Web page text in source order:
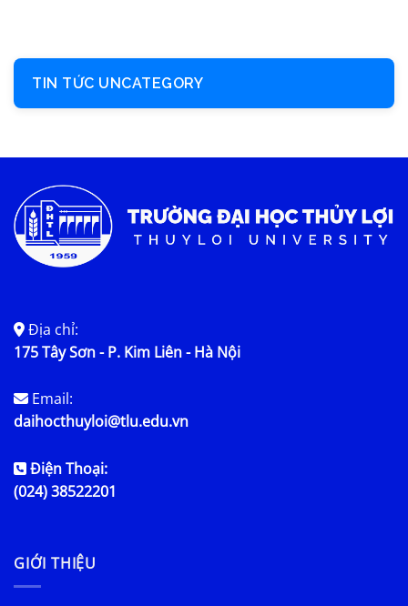
TIN TỨC UNCATEGORY
Địa chỉ:
175 Tây Sơn - P. Kim Liên - Hà Nội
Email:
daihocthuyloi@tlu.edu.vn
Điện Thoại:
(024) 38522201
GIỚI THIỆU